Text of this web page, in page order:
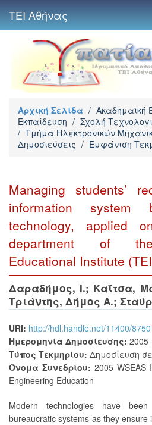
ΤΕΙ Αθήνας
Αρχική Σελίδα / Ακαδημαϊκή
Εκπαίδευση / Σχολή
/ Τμήμα Ηλεκτρονικών
Δημοσιεύσεις / Εμφάνιση
Managing students’
information
technology, applied
department of the
Educational Institute
Δαραδήμος, Ι.; Καΐτσα,
Τριάντης, Δήμος Α.;
URI: http://hdl.handle.net/11400/8750
Ημερομηνία Δημοσίευσης: 2005
Τύπος Τεκμηρίου: Δημοσίευση
Όνομα Συνεδρίου: 2005 WSEAS
Engineering Education
Modern technologies have
bureaucratic systems as they